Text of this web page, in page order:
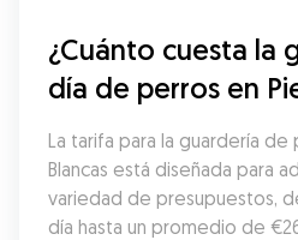
¿Cuánto cuesta la
día de perros en
La tarifa para la guardería de
Blancas está diseñada para
variedad de presupuestos,
día hasta un promedio de